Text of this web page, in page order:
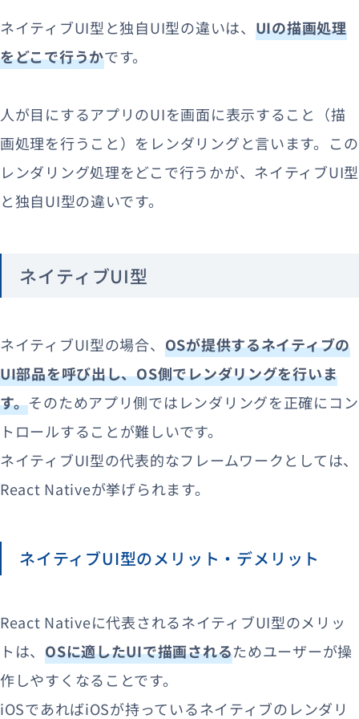
ネイティブUI型と独自UI型の違いは、 UIの描画処理
をどこで行うかです。
人が目にするアプリのUIを画面に表示すること（描
画処理を行うこと）をレンダリングと言います。この
レンダリング処理をどこで行うかが、ネイティブUI型
と独自UI型の違いです。
ネイティブUI型
ネイティブUI型の場合、 OSが提供するネイティブの
UI部品を呼び出し、OS側でレンダリングを行いま
す。そのためアプリ側ではレンダリングを正確にコン
トロールすることが難しいです。
ネイティブUI型の代表的なフレームワークとしては、
React Nativeが挙げられます。
ネイティブUI型のメリット・デメリット
React Nativeに代表されるネイティブUI型のメリッ
トは、OSに適したUIで描画されるためユーザーが操
作しやすくなることです。
iOSであればiOSが持っているネイティブのレンダリ